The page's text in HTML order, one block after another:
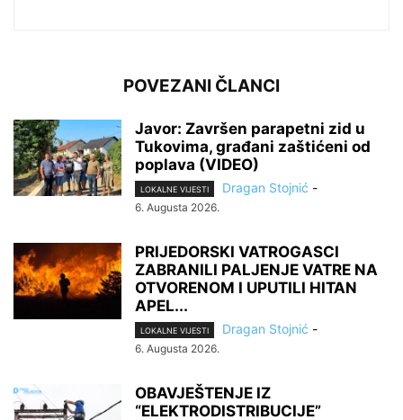
POVEZANI ČLANCI
Javor: Završen parapetni zid u
Tukovima, građani zaštićeni od
poplava (VIDEO)
LOKALNE VIJESTI Dragan Stojnić -
6. Augusta 2026.
PRIJEDORSKI VATROGASCI
ZABRANILI PALJENJE VATRE NA
OTVORENOM I UPUTILI HITAN
APEL...
LOKALNE VIJESTI Dragan Stojnić -
6. Augusta 2026.
OBAVJEŠTENJE IZ
“ELEKTRODISTRIBUCIJE”